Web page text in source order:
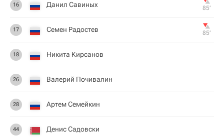
16 Данил Савиных 85‎’‎
17 Семен Радостев 85‎’‎
18 Никита Кирсанов
26 Валерий Почивалин
28 Артем Семейкин
44 Денис Садовски